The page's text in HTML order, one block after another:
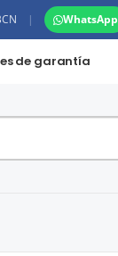
| WhatsApp
de garantía